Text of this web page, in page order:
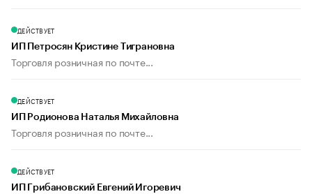
ДЕЙСТВУЕТ
ИП Петросян Кристине Тиграновна
Торговля розничная по почте...
ДЕЙСТВУЕТ
ИП Родионова Наталья Михайловна
Торговля розничная по почте...
ДЕЙСТВУЕТ
ИП Грибановский Евгений Игоревич